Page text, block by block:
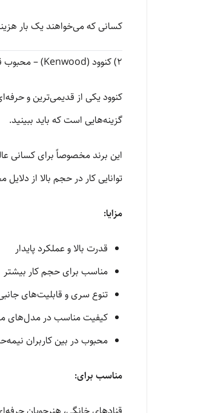
کسانی که می‌خواهند یک بار
2) کنوود (Kenwood) – محبوب قنادها و عاشقان خمیرگیری
کنوود یکی از قدیمی‌ترین و
گزینه‌هایی است که باید ببینید.
این برند مخصوصاً برای کسانی
توانایی کار در حجم بالا از
مزایا:
قدرت بالا و عملکرد پایدار
مناسب برای حجم کار بیشتر
تنوع سری و قابلیت‌های
کیفیت مناسب در مدل‌های
محبوب در بین کاربران
مناسب برای: